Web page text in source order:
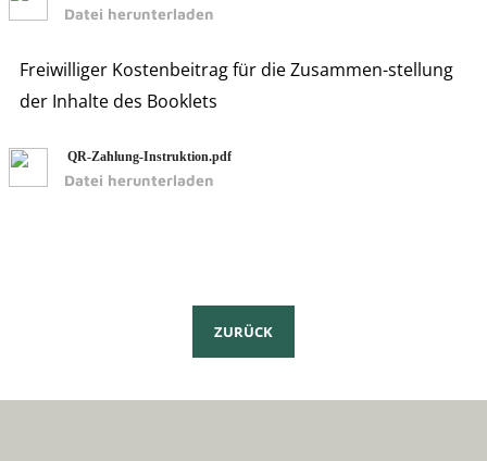
Datei herunterladen
Freiwilliger Kostenbeitrag für die Zusammen-stellung
der Inhalte des Booklets
QR-Zahlung-Instruktion.pdf
Datei herunterladen
ZURÜCK